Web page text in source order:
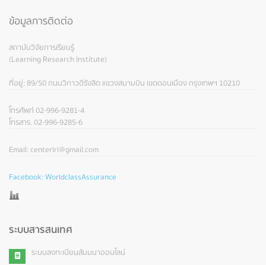
ข้อมูลการติดต่อ
สถาบันวิจัยการเรียนรู้
(Learning Research Institute)
ที่อยู่: 89/50 ถนนวิภาวดีรังสิต แขวงสนามบิน เขตดอนเมือง กรุงเทพฯ 10210
โทรศัพท์ 02-996-9281-4
โทรสาร. 02-996-9285-6
Email: centerlri@gmail.com
Facebook: WorldclassAssurance
ระบบสารสนเทศ
ระบบลงทะเบียนสัมมนาออนไลน์